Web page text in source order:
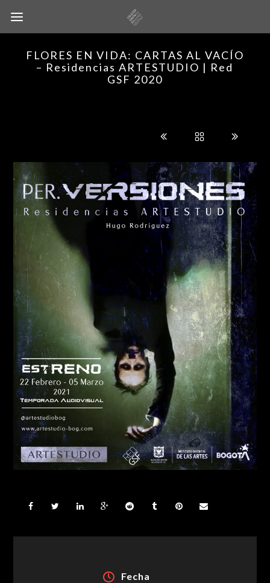
FLORES EN VIDA: CARTAS AL VACÍO
– Residencias ARTESTUDIO | Red
GSF 2020
Fecha